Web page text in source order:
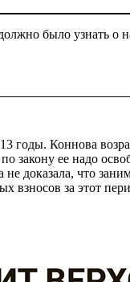
было узнать о
годы. Коннова
закону ее надо
доказала, что
взносов за этот